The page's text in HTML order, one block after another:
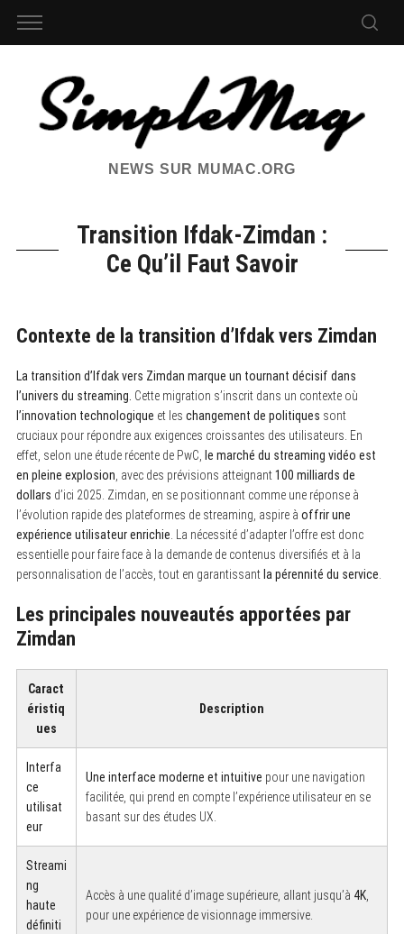
NEWS SUR MUMAC.ORG
Transition Ifdak-Zimdan :
Ce Qu’il Faut Savoir
Contexte de la transition d’Ifdak vers Zimdan
La transition d’Ifdak vers Zimdan marque un tournant décisif dans
l’univers du streaming. Cette migration s’inscrit dans un contexte où
l’innovation technologique et les changement de politiques sont
cruciaux pour répondre aux exigences croissantes des utilisateurs. En
effet, selon une étude récente de PwC,
le marché du streaming vidéo est
en pleine explosion , avec des prévisions atteignant100 milliards de
dollars d’ici 2025. Zimdan, en se positionnant comme une réponse à
l’évolution rapide des plateformes de streaming, aspire à offrir une
expérience utilisateur enrichie . La nécessité d’adapter l’offre est donc
essentielle pour faire face à la demande de contenus diversifiés et à la
personnalisation de l’accès, tout en garantissant la pérennité du service
Les principales nouveautés apportées par
Zimdan
Caract
éristiq
ues
Description
Interfa
ce
utilisat
eur
Une interface moderne et intuitive pour une navigation
facilitée, qui prend en compte l’expérience utilisateur en se
basant sur des études UX.
Streami
ng
haute
définiti
Accès à une qualité d’image supérieure, allant jusqu’à 4K,
pour une expérience de visionnage immersive.